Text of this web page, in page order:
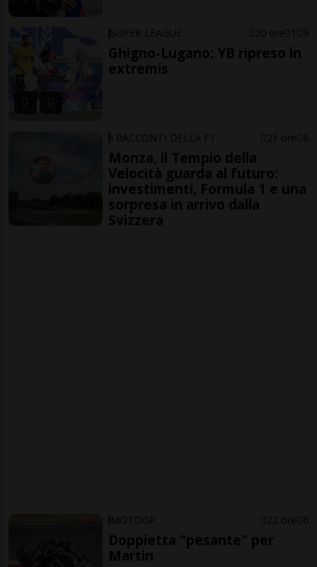
SUPER LEAGUE 20 ore 1 9
Ghigno-Lugano: YB ripreso in
extremis
I RACCONTI DELLA F1 21 ore 6
Monza, il Tempio della
Velocità guarda al futuro:
investimenti, Formula 1 e una
sorpresa in arrivo dalla
Svizzera
MOTOGP 22 ore 6
Doppietta "pesante" per
Martin